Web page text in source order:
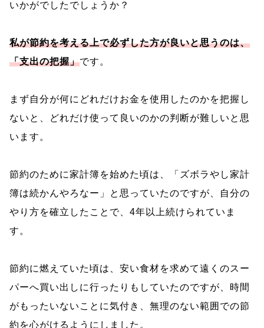
いかがでしたでしょうか？
私が節約を考える上で必ずした方が良いと思うのは、
「支出の把握」です。
まず自分が何にどれだけお金を使用したのかを把握し
ないと、どれだけ使って良いのかの判断が難しいと思
います。
節約のために家計簿を始めた頃は、「ズボラやし家計
簿は続かんやろなー」と思っていたのですが、自分の
やり方を確立したことで、4年以上続けられていま
す。
節約に燃えていた頃は、安い食材を求めて遠くのスー
パーへ買い出しに行ったりもしていたのですが、時間
がもったいないことに気付き、無理のない範囲での節
約を心がけるようにしました。